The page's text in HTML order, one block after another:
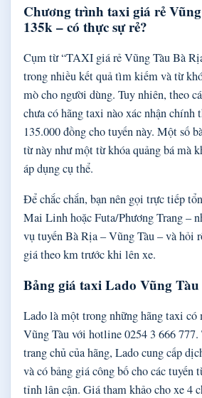
Chương trình taxi giá rẻ
135k – có thực sự rẻ?
Cụm từ “TAXI giá rẻ Vũng Tàu Bà
trong nhiều kết quả tìm kiếm và từ
mò cho người dùng. Tuy nhiên, theo
chưa có hãng taxi nào xác nhận chính
135.000 đồng cho tuyến này. Một số
từ này như một từ khóa quảng bá mà
áp dụng cụ thể.
Để chắc chắn, bạn nên gọi trực tiếp
Mai Linh hoặc Futa/Phương Trang –
vụ tuyến Bà Rịa – Vũng Tàu – và hỏi
giá theo km trước khi lên xe.
Bảng giá taxi Lado Vũng
Lado là một trong những hãng taxi
Vũng Tàu với hotline 0254 3 666
trang chủ của hãng, Lado cung cấp
và có bảng giá công bố cho các tuyến
tỉnh lân cận. Giá tham khảo cho xe 4